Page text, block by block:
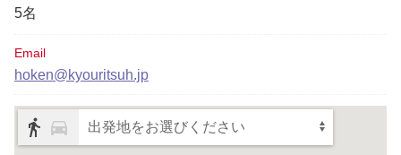
5名
Email
hoken@kyouritsuh.jp
出発地をお選びください